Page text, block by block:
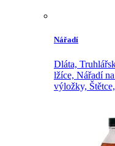
Nářadí
Dláta,
lžíce, Nářadí
výložky, Štětce,